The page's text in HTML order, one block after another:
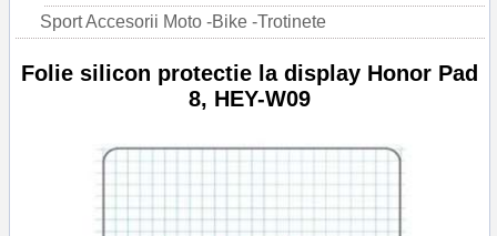
Sport Accesorii Moto -Bike -Trotinete
Folie silicon protectie la display Honor Pad
8, HEY-W09